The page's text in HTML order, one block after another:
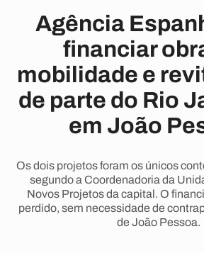
Agência
financiar
mobilidade e
de parte do Rio
em João
Os dois projetos foram os únicos
segundo a Coordenadoria da
Novos Projetos da capital. O
perdido, sem necessidade de
de João Pessoa.